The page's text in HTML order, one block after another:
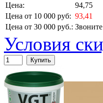
Цена:
94,75
Цена от 10 000 руб: 93,41
Цена от 30 000 руб.:
Условия
Купить